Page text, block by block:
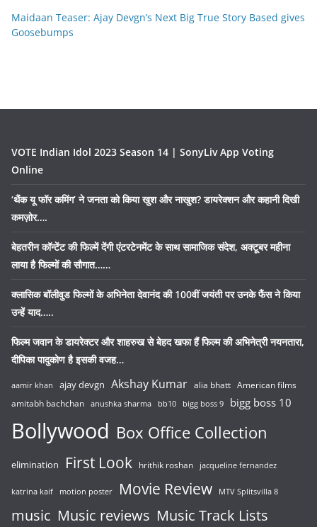
Maidaan Teaser: Ajay Devgn’s Next Big True Story Based gives
Goosebumps
VOTE Indian Idol 2023 Season 14 | SonyLiv App Voting
Online
‘थैंक यू फॉर कमिंग’ ने जनता को किया खुश और नाखुश? डायरेक्शन और कहानी दिखी
कमज़ोर….
बेहतरीन कॉन्टेंट की फिल्में देंगी एंटरटेनमेंट के साथ सामाजिक संदेश, अक्टूबर महीना
लाया है फिल्मों की सौगात……
क्लासिक बॉलीवुड फिल्मों के अभिनेता देवानंद की 100वीं जयंती पर उनके फैंस ने किया
उन्हें याद…..
फिल्म जवान के डायरेक्टर और शाहरुख से बेहद खफा हैं फिल्म की अभिनेत्री नयनतारा,
दीपिका पादुकोण है इसकी वजह…
aamir khan ajay devgn Akshay Kumar alia bhatt American films
amitabh bachchan anushka sharma bb10 bigg boss 9 bigg boss 10
Bollywood Box Office Collection
elimination First Look hrithik roshan jacqueline fernandez
katrina kaif motion poster Movie Review MTV Splitsvilla 8
music Music reviews Music Track Lists